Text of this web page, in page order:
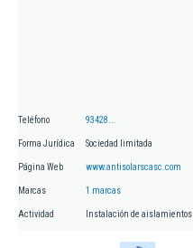
Teléfono 93428...
Forma Jurídica Sociedad limitada
Página Web www.antisolarscasc.com
Marcas 1 marcas
Actividad Instalación de aislamientos